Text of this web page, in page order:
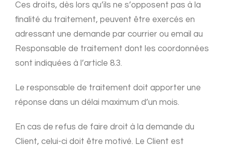
Ces droits, dès lors qu’ils ne s’opposent pas à la
finalité du traitement, peuvent être exercés en
adressant une demande par courrier ou email au
Responsable de traitement dont les coordonnées
sont indiquées à l’article 8.3.
Le responsable de traitement doit apporter une
réponse dans un délai maximum d’un mois.
En cas de refus de faire droit à la demande du
Client, celui-ci doit être motivé. Le Client est